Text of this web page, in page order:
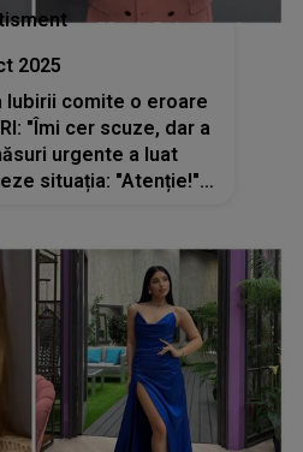
2025
Iubirii comite o eroare
"Îmi cer scuze, dar a
urgente a luat
situația: "Atenție!".